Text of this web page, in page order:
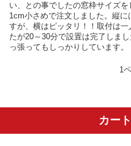
い、との事でしたの窓枠サイズ
1cm小さめで注文しました。縦に
すが、横はピッタリ！！取付は一
たが20～30分で設置は完了しまし
っ張ってもしっかりしています。
1
カー